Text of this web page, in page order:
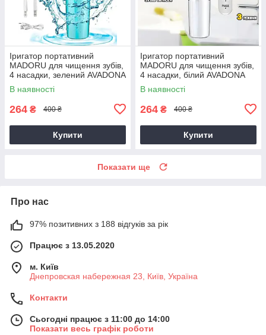
Іригатор портативний
MADORU для чищення зубів,
4 насадки, зелений AVADONA
В наявності
264 ₴ 400 ₴
Купити
Іригатор портативний
MADORU для чищення зубів,
4 насадки, білий AVADONA
В наявності
264 ₴ 400 ₴
Купити
Показати ще
Про нас
97% позитивних з 188 відгуків за рік
Працює з 13.05.2020
м. Київ
Днепровская набережная 23, Київ, Україна
Контакти
Сьогодні працює з 11:00 до 14:00
Показати весь графік роботи